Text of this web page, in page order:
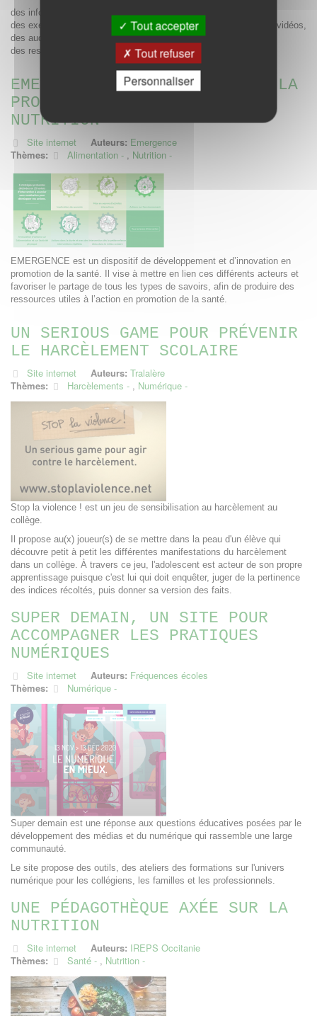
des informations, des témoignages et des conseils concrets
des exercices pratiques à faire chez vous, avec des textes, des vidéos,
des audios…
des ressources à lire sur papier ou sur le web pour aller plus loin.
EMERGENCE, UN SITE DÉDIÉ À LA
PROMOTION EN SANTÉ SUR LA
NUTRITION
Site internet Auteurs: Emergence
Thèmes:
Alimentation , Nutrition
EMERGENCE est un dispositif de développement et d’innovation en
promotion de la santé. Il vise à mettre en lien ces différents acteurs et
favoriser le partage de tous les types de savoirs, afin de produire des
ressources utiles à l’action en promotion de la santé.
UN SERIOUS GAME POUR PRÉVENIR
LE HARCÈLEMENT SCOLAIRE
Site internet Auteurs: Tralalère
Thèmes:
Harcèlements , Numérique
Stop la violence ! est un jeu de sensibilisation au harcèlement au
collège.
Il propose au(x) joueur(s) de se mettre dans la peau d'un élève qui
découvre petit à petit les différentes manifestations du harcèlement
dans un collège. À travers ce jeu, l'adolescent est acteur de son propre
apprentissage puisque c'est lui qui doit enquêter, juger de la pertinence
des indices récoltés, puis donner sa version des faits.
SUPER DEMAIN, UN SITE POUR
ACCOMPAGNER LES PRATIQUES
NUMÉRIQUES
Site internet Auteurs: Fréquences écoles
Thèmes:
Numérique
Super demain est une réponse aux questions éducatives posées par le
développement des médias et du numérique qui rassemble une large
communauté.
Le site propose des outils, des ateliers des formations sur l'univers
numérique pour les collégiens, les familles et les professionnels.
UNE PÉDAGOTHÈQUE AXÉE SUR LA
NUTRITION
Site internet Auteurs: IREPS Occitanie
Thèmes:
Santé , Nutrition
Tout accepter
Tout refuser
Personnaliser